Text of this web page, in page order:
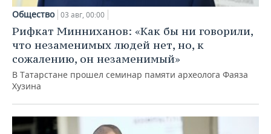
Общество 03 авг, 00:00
Рифкат Минниханов: «Как бы ни говорили,
что незаменимых людей нет, но, к
сожалению, он незаменимый»
В Татарстане прошел семинар памяти археолога Фаяза
Хузина